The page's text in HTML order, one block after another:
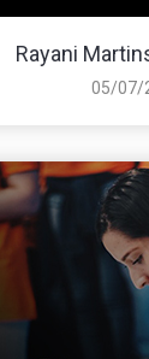
Rayani
05/07/